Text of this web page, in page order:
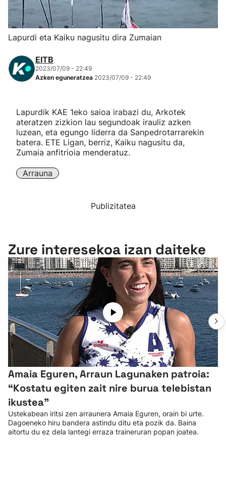
Herri-kirolak
Eskubaloia
Kirolak 360
Mendi-lasterketak
Kirol gehiago
"Helmuga"
Lapurdi eta Kaiku nagusitu dira Zumaian
EITB
2023/07/09 - 22:49
Azken eguneratzea 2023/07/09 - 22:49
Lapurdik KAE 1eko saioa irabazi du, Arkotek
ateratzen zizkion lau segundoak irauliz azken
luzean, eta egungo liderra da Sanpedrotarrarekin
batera. ETE Ligan, berriz, Kaiku nagusitu da,
Zumaia anfitrioia menderatuz.
Arrauna
Publizitatea
Zure interesekoa izan daiteke
Amaia Eguren, Arraun Lagunaken patroia:
“Kostatu egiten zait nire burua telebistan
ikustea"
Ustekabean iritsi zen arraunera Amaia Eguren, orain bi urte.
Dagoeneko hiru bandera astindu ditu eta pozik da. Baina
aitortu du ez dela lantegi erraza traineruran popan joatea.